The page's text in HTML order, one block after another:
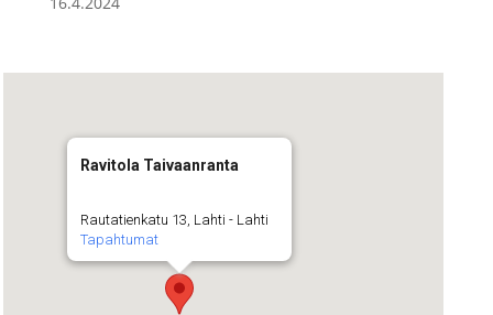
Ravitola Taivaanranta
Rautatienkatu 13, Lahti - Lahti
Tapahtumat